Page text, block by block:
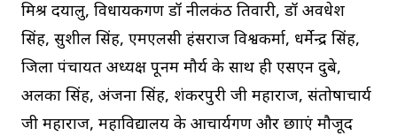
मिश्र दयालु, विधायकगण डॉ नीलकंठ तिवारी, डॉ अवधेश
सिंह, सुशील सिंह, एमएलसी हंसराज विश्वकर्मा, धर्मेन्द्र सिंह,
जिला पंचायत अध्यक्ष पूनम मौर्य के साथ ही एसएन दुबे,
अलका सिंह, अंजना सिंह, शंकरपुरी जी महाराज, संतोषाचार्य
जी महाराज, महाविद्यालय के आचार्यगण और छात्राएं मौजूद